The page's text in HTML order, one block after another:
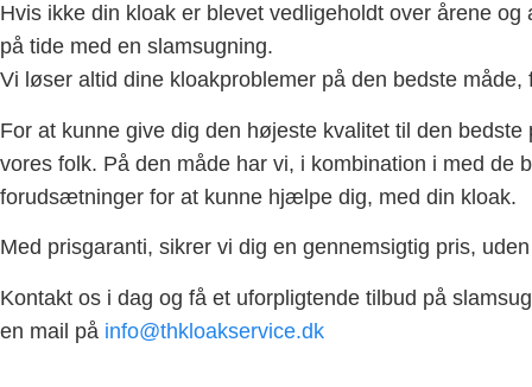
Hvis ikke din kloak er blevet vedligeholdt over årene
på tide med en slamsugning.
Vi løser altid dine kloakproblemer på den bedste
For at kunne give dig den højeste kvalitet til den
vores folk. På den måde har vi, i kombination i med de
forudsætninger for at kunne hjælpe dig, med din kloak.
Med prisgaranti, sikrer vi dig en gennemsigtig pris,
Kontakt os i dag og få et uforpligtende tilbud på
en mail på info@thkloakservice.dk